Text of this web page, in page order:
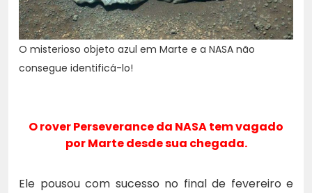
O misterioso objeto azul em Marte e a NASA não
consegue identificá-lo!
O rover Perseverance da NASA tem vagado
por Marte desde sua chegada.
Ele pousou com sucesso no final de fevereiro e